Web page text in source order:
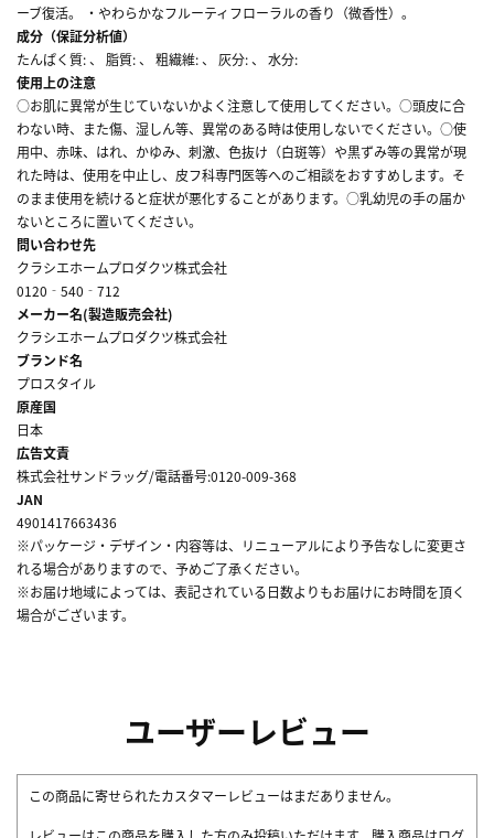
ーブ復活。 ・やわらかなフルーティフローラルの香り（微香性）。
成分（保証分析値）
たんぱく質: 、 脂質: 、 粗繊維: 、 灰分: 、 水分:
使用上の注意
○お肌に異常が生じていないかよく注意して使用してください。○頭皮に合
わない時、また傷、湿しん等、異常のある時は使用しないでください。○使
用中、赤味、はれ、かゆみ、刺激、色抜け（白斑等）や黒ずみ等の異常が現
れた時は、使用を中止し、皮フ科専門医等へのご相談をおすすめします。そ
のまま使用を続けると症状が悪化することがあります。○乳幼児の手の届か
ないところに置いてください。
問い合わせ先
クラシエホームプロダクツ株式会社
0120‐540‐712
メーカー名(製造販売会社)
クラシエホームプロダクツ株式会社
ブランド名
プロスタイル
原産国
日本
広告文責
株式会社サンドラッグ/電話番号:0120-009-368
JAN
4901417663436
※パッケージ・デザイン・内容等は、リニューアルにより予告なしに変更さ
れる場合がありますので、予めご了承ください。
※お届け地域によっては、表記されている日数よりもお届けにお時間を頂く
場合がございます。
ユーザーレビュー
この商品に寄せられたカスタマーレビューはまだありません。